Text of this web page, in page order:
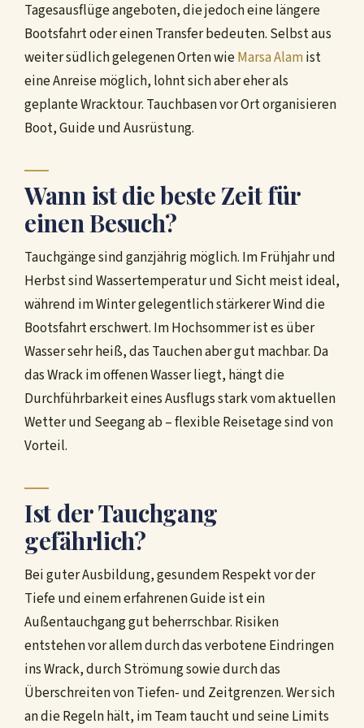
Tagesausflüge angeboten, die jedoch eine längere
Bootsfahrt oder einen Transfer bedeuten. Selbst aus
weiter südlich gelegenen Orten wieMarsa Alamist
eine Anreise möglich, lohnt sich aber eher als
geplante Wracktour. Tauchbasen vor Ort organisieren
Boot, Guide und Ausrüstung.
Wann ist die beste Zeit für
einen Besuch?
Tauchgänge sind ganzjährig möglich. Im Frühjahr und
Herbst sind Wassertemperatur und Sicht meist ideal,
während im Winter gelegentlich stärkerer Wind die
Bootsfahrt erschwert. Im Hochsommer ist es über
Wasser sehr heiß, das Tauchen aber gut machbar. Da
das Wrack im offenen Wasser liegt, hängt die
Durchführbarkeit eines Ausflugs stark vom aktuellen
Wetter und Seegang ab – flexible Reisetage sind von
Vorteil.
Ist der Tauchgang
gefährlich?
Bei guter Ausbildung, gesundem Respekt vor der
Tiefe und einem erfahrenen Guide ist ein
Außentauchgang gut beherrschbar. Risiken
entstehen vor allem durch das verbotene Eindringen
ins Wrack, durch Strömung sowie durch das
Überschreiten von Tiefen- und Zeitgrenzen. Wer sich
an die Regeln hält, im Team taucht und seine Limits